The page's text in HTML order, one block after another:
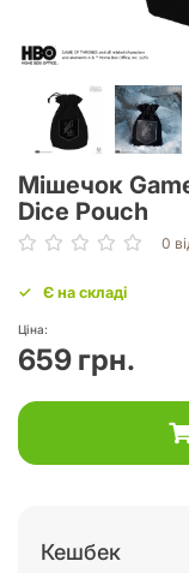
Мішечок
Dice Pouch
0
Є на складі
Ціна:
659 грн.
Кешбек